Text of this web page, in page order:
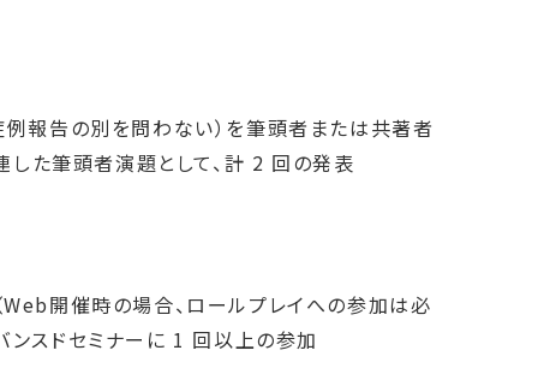
報告の別を問わない）を筆頭者または共著者
た筆頭者演題として、計 2 回の発表
開催時の場合、ロールプレイへの参加は必
スドセミナーに 1 回以上の参加